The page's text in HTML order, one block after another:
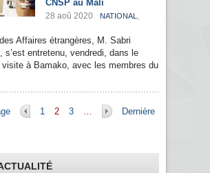
CNSP au Mali
28 aoû 2020 NATIONAL ,
Affaires étrangères, M. Sabri
s’est entretenu, vendredi, dans le
à Bamako, avec les membres du
1 2 3 …
Dernière